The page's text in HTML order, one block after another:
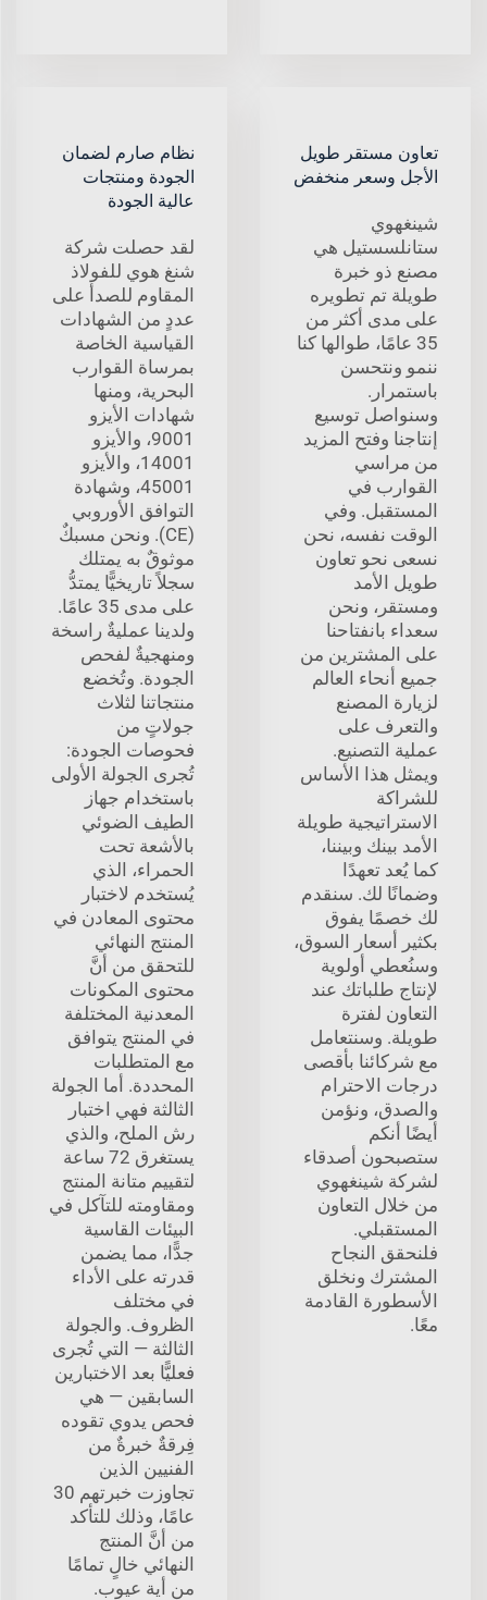
تعاون مستقر طويل
الأجل وسعر منخفض
شينغهوي
ستانلسستيل هي
مصنع ذو خبرة
طويلة تم تطويره
على مدى أكثر من
35 عامًا، طوالها كنا
ننمو ونتحسن
باستمرار.
وسنواصل توسيع
إنتاجنا وفتح المزيد
من مراسي
القوارب في
المستقبل. وفي
الوقت نفسه، نحن
نسعى نحو تعاون
طويل الأمد
ومستقر، ونحن
سعداء بانفتاحنا
على المشترين من
جميع أنحاء العالم
لزيارة المصنع
والتعرف على
عملية التصنيع.
ويمثل هذا الأساس
للشراكة
الاستراتيجية طويلة
الأمد بينك وبيننا،
كما يُعد تعهدًا
وضمانًا لك. سنقدم
لك خصمًا يفوق
بكثير أسعار السوق،
وسنُعطي أولوية
لإنتاج طلباتك عند
التعاون لفترة
طويلة. وسنتعامل
مع شركائنا بأقصى
درجات الاحترام
والصدق، ونؤمن
أيضًا أنكم
ستصبحون أصدقاء
لشركة شينغهوي
من خلال التعاون
المستقبلي.
فلنحقق النجاح
المشترك ونخلق
الأسطورة القادمة
معًا.
نظام صارم لضمان
الجودة ومنتجات
عالية الجودة
لقد حصلت شركة
شنغ هوي للفولاذ
المقاوم للصدأ على
عددٍ من الشهادات
القياسية الخاصة
بمرساة القوارب
البحرية، ومنها
شهادات الأيزو
9001، والأيزو
14001، والأيزو
45001، وشهادة
التوافق الأوروبي
(CE). ونحن مسبكٌ
موثوقٌ به يمتلك
سجلاً تاريخيًّا يمتدُّ
على مدى 35 عامًا.
ولدينا عمليةٌ راسخة
ومنهجيةٌ لفحص
الجودة. وتُخضع
منتجاتنا لثلاث
جولاتٍ من
فحوصات الجودة:
تُجرى الجولة الأولى
باستخدام جهاز
الطيف الضوئي
بالأشعة تحت
الحمراء، الذي
يُستخدم لاختبار
محتوى المعادن في
المنتج النهائي
للتحقق من أنَّ
محتوى المكونات
المعدنية المختلفة
في المنتج يتوافق
مع المتطلبات
المحددة. أما الجولة
الثالثة فهي اختبار
رش الملح، والذي
يستغرق 72 ساعة
لتقييم متانة المنتج
ومقاومته للتآكل في
البيئات القاسية
جدًّا، مما يضمن
قدرته على الأداء
في مختلف
الظروف. والجولة
الثالثة — التي تُجرى
فعليًّا بعد الاختبارين
السابقين — هي
فحص يدوي تقوده
فِرقةٌ خبرةٌ من
الفنيين الذين
تجاوزت خبرتهم 30
عامًا، وذلك للتأكد
من أنَّ المنتج
النهائي خالٍ تمامًا
من أية عيوب.